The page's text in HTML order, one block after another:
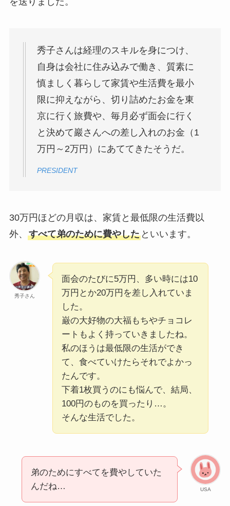
秀子さんは経理のスキルを身につけ、
自身は会社に住み込みで働き、質素に
慎ましく暮らして家賃や生活費を最小
限に抑えながら、切り詰めたお金を東
京に行く旅費や、毎月必ず面会に行く
と決めて巖さんへの差し入れのお金（1
万円～2万円）にあててきたそうだ。
PRESIDENT
30万円ほどの月収は、家賃と最低限の生活費以
外、 すべて弟のために費やしたといいます。
秀子さん
面会のたびに5万円、多い時には10
万円とか20万円を差し入れていま
した。
巌の大好物の大福もちやチョコレ
ートもよく持っていきましたね。
私のほうは最低限の生活ができ
て、食べていけたらそれでよかっ
たんです。
下着1枚買うのにも悩んで、結局、
100円のものを買ったり…。
そんな生活でした。
USA
弟のためにすべてを費やしていた
んだね…